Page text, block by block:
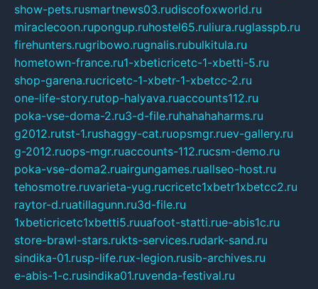
show-pets.rusmartnews03.rudiscofoxworld.ru
miraclecoon.rupongup.ruhostel65.ruliura.ruglasspb.ru
firehunters.rugribowo.rugnalis.rubulkitula.ru
hometown-france.ru1-xbeticricetc-1-xbetti-5.ru
shop-garena.rucricetc-1-xbetr-1-xbetcc-2.ru
one-life-story.rutop-halyava.ruaccounts112.ru
poka-vse-doma-2.ru3-d-file.ruhahahaharms.ru
g2012.rutst-1.rushaggy-cat.ruopsmgr.ruev-gallery.ru
g-2012.ruops-mgr.ruaccounts-112.rucsm-demo.ru
poka-vse-doma2.ruairgungames.ruallseo-host.ru
tehosmotre.ruvarieta-yug.rucricetc1xbetr1xbetcc2.ru
raytor-d.ruatillagunn.ru3d-file.ru
1xbeticricetc1xbetti5.ruuafoot-statti.rue-abis1c.ru
store-brawl-stars.rukts-services.rudark-sand.ru
sindika-01.rusp-life.rux-legion.rusib-archives.ru
e-abis-1-c.rusindika01.ruvenda-festival.ru